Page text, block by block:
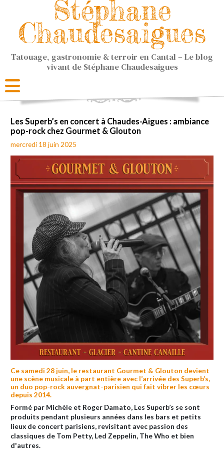
Stéphane
Chaudesaigues
Tatouage, gastronomie & terroir en Cantal – Le blog
vivant de Stéphane Chaudesaigues
Les Superb’s en concert à Chaudes-Aigues : ambiance
pop-rock chez Gourmet & Glouton
mercredi 18 juin 2025
Ce samedi 28 juin, le restaurant Gourmet & Glouton devient
une scène musicale à part entière avec l’arrivée des Superb’s,
un duo pop-rock auvergnat-parisien qui fait vibrer les cœurs
depuis 2014.
Formé par Michèle et Roger Damato, Les Superb’s se sont
produits pendant plusieurs années dans les bars et petits
lieux de concert parisiens, revisitant avec passion des
classiques de Tom Petty, Led Zeppelin, The Who et bien
d'autres.